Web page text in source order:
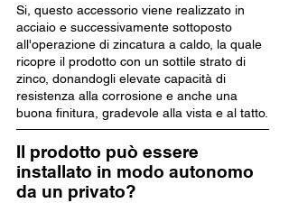
Si, questo accessorio viene realizzato in
acciaio e successivamente sottoposto
all'operazione di zincatura a caldo, la quale
ricopre il prodotto con un sottile strato di
zinco, donandogli elevate capacità di
resistenza alla corrosione e anche una
buona finitura, gradevole alla vista e al tatto.
Il prodotto può essere
installato in modo autonomo
da un privato?